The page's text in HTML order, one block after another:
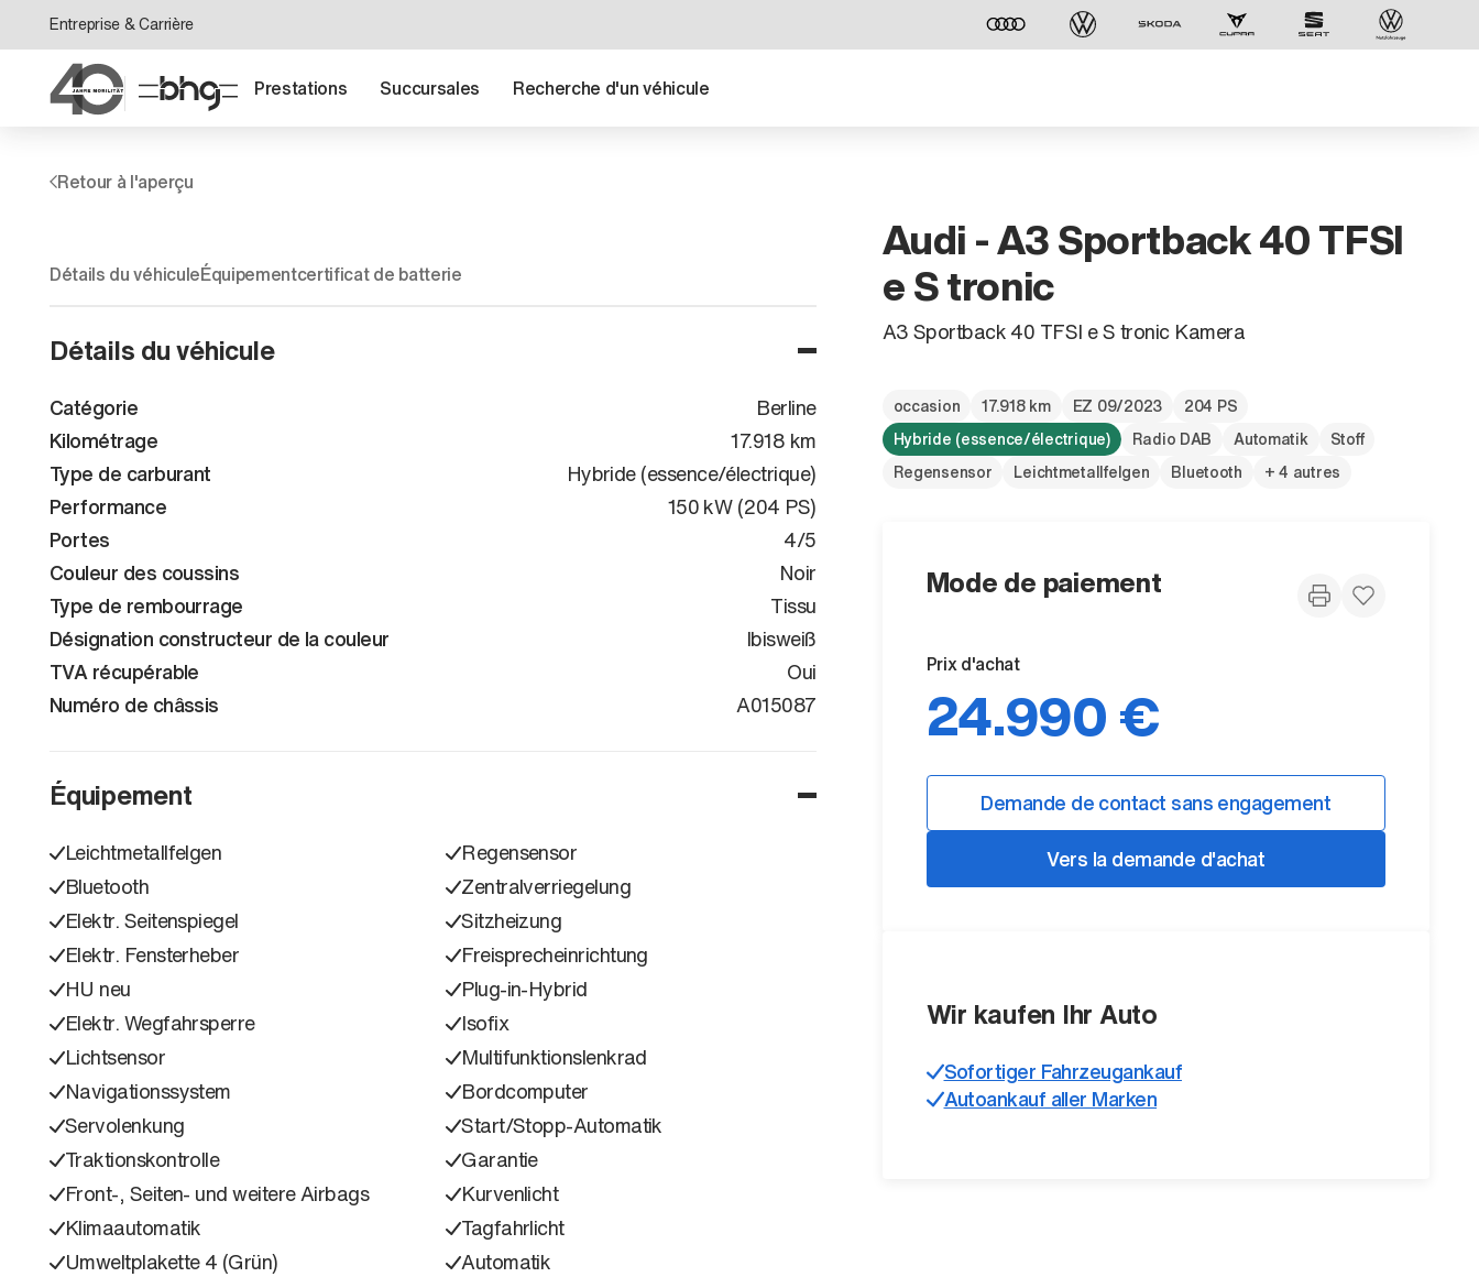
Entreprise & Carrière
Prestations Succursales Recherche d'un véhicule
Retour à l'aperçu
Détails du véhiculeÉquipementcertificat de batterie
Détails du véhicule
Catégorie
Berline
Kilométrage
17.918 km
Type de carburant
Hybride (essence/électrique)
Performance
150 kW (204 PS)
Portes
4/5
Couleur des coussins
Noir
Type de rembourrage
Tissu
Désignation constructeur de la couleur
Ibisweiß
TVA récupérable
Oui
Numéro de châssis
WAUZZZGYXRA015087
Équipement
Leichtmetallfelgen
Regensensor
Bluetooth
Zentralverriegelung
Elektr. Seitenspiegel
Sitzheizung
Elektr. Fensterheber
Freisprecheinrichtung
HU neu
Plug-in-Hybrid
Elektr. Wegfahrsperre
Isofix
Lichtsensor
Multifunktionslenkrad
Navigationssystem
Bordcomputer
Servolenkung
Start/Stopp-Automatik
Traktionskontrolle
Garantie
Front-, Seiten- und weitere Airbags
Kurvenlicht
Klimaautomatik
Tagfahrlicht
Umweltplakette 4 (Grün)
Automatik
Audi - A3 Sportback 40 TFSI
e S tronic
A3 Sportback 40 TFSI e S tronic Kamera
occasion 17.918 km EZ 09/2023
204 PS
Hybride (essence/électrique)
Radio DAB Automatik
Stoff
Regensensor
Leichtmetallfelgen Bluetooth + 4 autres
Mode de paiement
Prix d'achat
24.990 €
Demande de contact sans engagement
Vers la demande d'achat
Wir kaufen Ihr Auto
Sofortiger Fahrzeugankauf
Autoankauf aller Marken